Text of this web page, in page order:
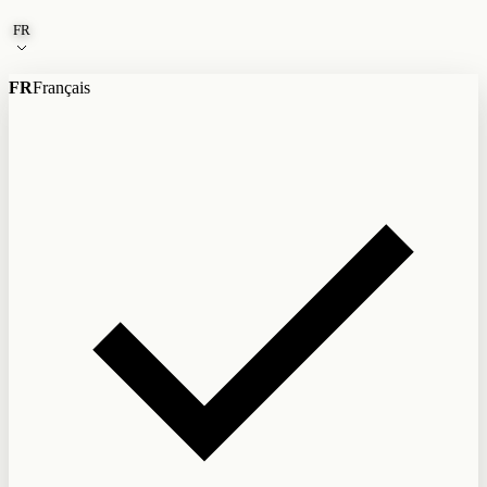
Aller au contenu
FR
FRFrançais